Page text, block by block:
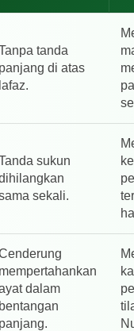
tanda
panjang di atas
lafaz.
sukun
sekali.
mempertahankan
dalam
bentangan
panjang.